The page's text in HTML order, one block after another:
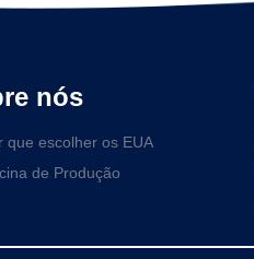
nós
que escolher os EUA
de Produção